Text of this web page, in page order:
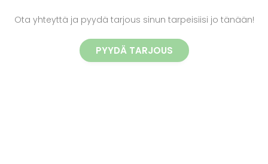
Ota yhteyttä ja pyydä tarjous sinun tarpeisiisi jo tänään!
PYYDÄ TARJOUS